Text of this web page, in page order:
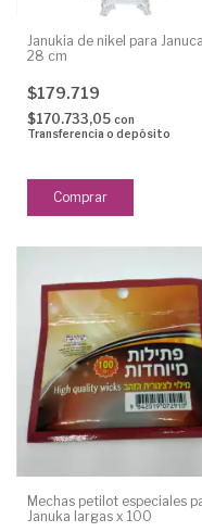
Janukia de nikel para Januca
28 cm
$179.719
$170.733,05 con
Transferencia o depósito
Mechas petilot especiales
Januka largas x 100